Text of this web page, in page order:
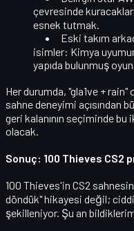
çevresinde
esnek tutmak.
Eski takım
isimler: Kimya
yapıda bulunmuş
Her durumda, "gla1ve + rain"
sahne deneyimi açısından
geri kalanının seçiminde
olacak.
Sonuç: 100 Thieves CS2
100 Thieves'in CS2
döndük" hikayesi değil;
şekilleniyor. Şu an